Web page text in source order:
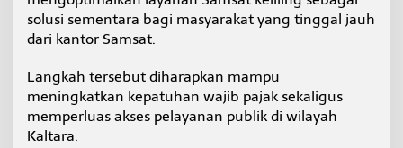
solusi sementara bagi masyarakat yang tinggal jauh
dari kantor Samsat.
Langkah tersebut diharapkan mampu
meningkatkan kepatuhan wajib pajak sekaligus
memperluas akses pelayanan publik di wilayah
Kaltara.